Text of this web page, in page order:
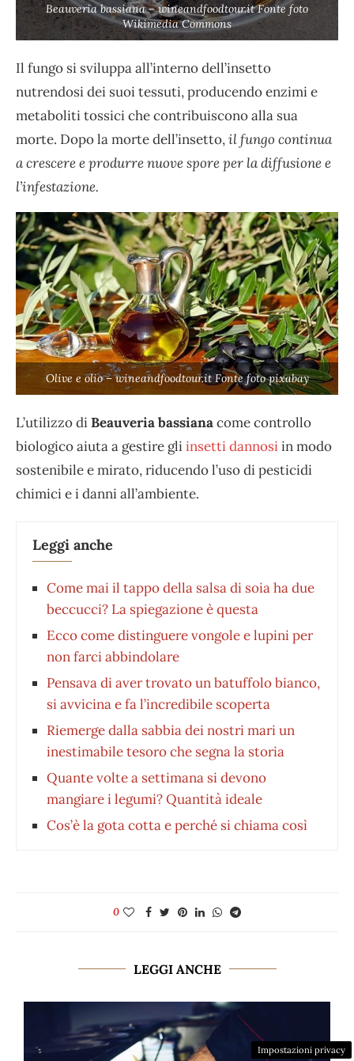
Beauveria bassiana – wineandfoodtour.it Fonte foto
Wikimedia Commons
Il fungo si sviluppa all’interno dell’insetto
nutrendosi dei suoi tessuti, producendo enzimi e
metaboliti tossici che contribuiscono alla sua
morte. Dopo la morte dell’insetto,il fungo continua
a crescere e produrre nuove spore per la diffusione e
l’infestazione.
Olive e olio – wineandfoodtour.it Fonte foto pixabay
L’utilizzo diBeauveria bassianacome controllo
biologico aiuta a gestire gliinsetti dannosiin modo
sostenibile e mirato, riducendo l’uso di pesticidi
chimici e i danni all’ambiente.
Leggi anche
Come mai il tappo della salsa di soia ha due
beccucci? La spiegazione è questa
Ecco come distinguere vongole e lupini per
non farci abbindolare
Pensava di aver trovato un batuffolo bianco,
si avvicina e fa l’incredibile scoperta
Riemerge dalla sabbia dei nostri mari un
inestimabile tesoro che segna la storia
Quante volte a settimana si devono
mangiare i legumi? Quantità ideale
Cos’è la gota cotta e perché si chiama così
0
LEGGI ANCHE
Impostazioni privacy